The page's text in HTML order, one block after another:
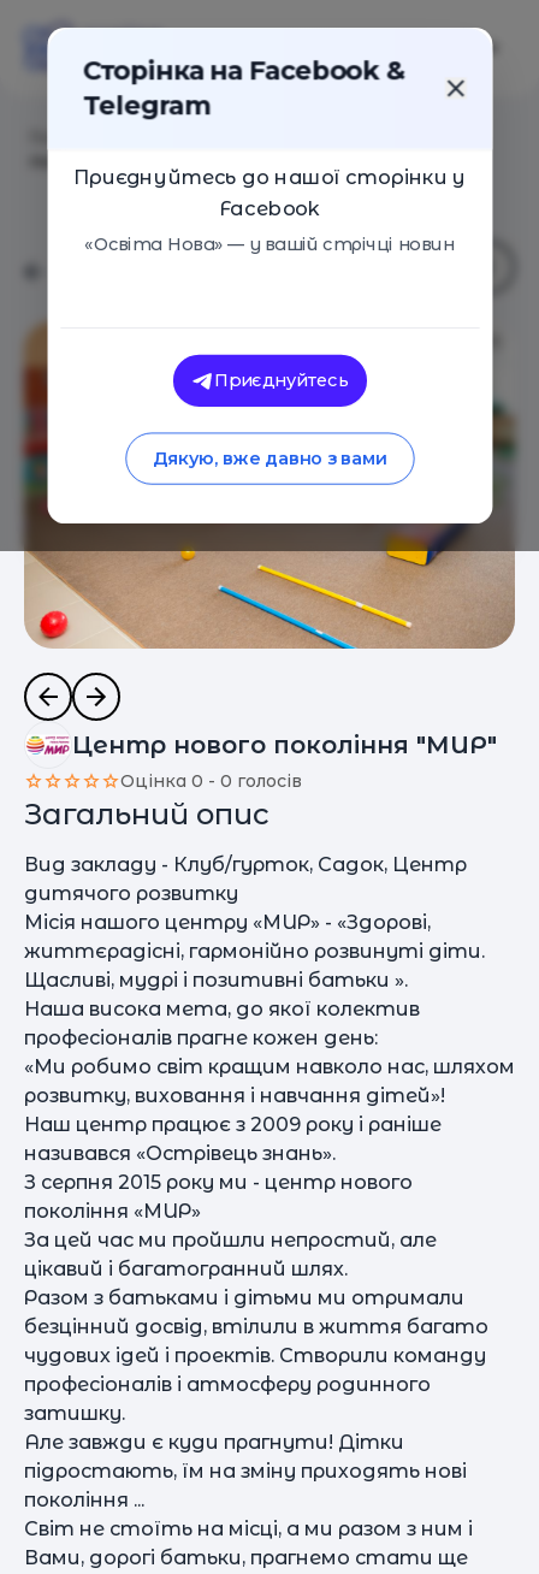
Центр нового покоління "МИР"
Оцінка 0 - 0 голосів
Загальний опис
Вид закладу - Клуб/гурток, Садок, Центр
дитячого розвитку
Місія нашого центру «МИР» - «Здорові,
життєрадісні, гармонійно розвинуті діти.
Щасливі, мудрі і позитивні батьки ».
Наша висока мета, до якої колектив
професіоналів прагне кожен день:
«Ми робимо світ кращим навколо нас, шляхом
розвитку, виховання і навчання дітей»!
Наш центр працює з 2009 року і раніше
називався «Острівець знань».
З серпня 2015 року ми - центр нового
покоління «МИР»
За цей час ми пройшли непростий, але
цікавий і багатогранний шлях.
Разом з батьками і дітьми ми отримали
безцінний досвід, втілили в життя багато
чудових ідей і проектів. Створили команду
професіоналів і атмосферу родинного
затишку.
Але завжди є куди прагнути! Дітки
підростають, їм на зміну приходять нові
покоління ...
Світ не стоїть на місці, а ми разом з ним і
Вами, дорогі батьки, прагнемо стати ще
Сторінка на Facebook &
Telegram
Приєднуйтесь до нашої сторінки у
Facebook
«Освіта Нова» — у вашій стрічці новин
Приєднуйтесь
Дякую, вже давно з вами